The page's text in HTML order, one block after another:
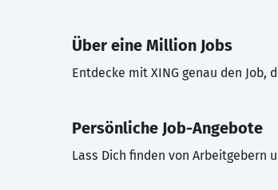
Über eine Million Jobs
Entdecke mit XING genau den Job,
Persönliche Job-Angebote
Lass Dich finden von Arbeitgebern